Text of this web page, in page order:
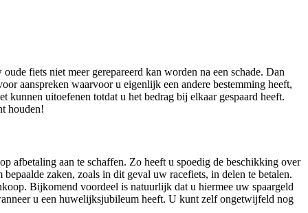
fiets niet meer gerepareerd kan worden na een schade. Dan
aanspreken waarvoor u eigenlijk een andere bestemming heeft,
uitoefenen totdat u het bedrag bij elkaar gespaard heeft.
houden!
afbetaling aan te schaffen. Zo heeft u spoedig de beschikking over
zaken, zoals in dit geval uw racefiets, in delen te betalen.
Bijkomend voordeel is natuurlijk dat u hiermee uw spaargeld
u een huwelijksjubileum heeft. U kunt zelf ongetwijfeld nog